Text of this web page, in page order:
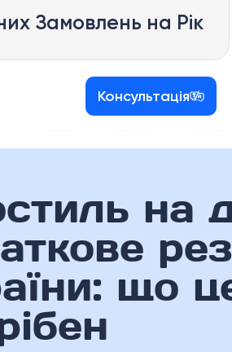
Замовлень на Рік
Консультація
на
що